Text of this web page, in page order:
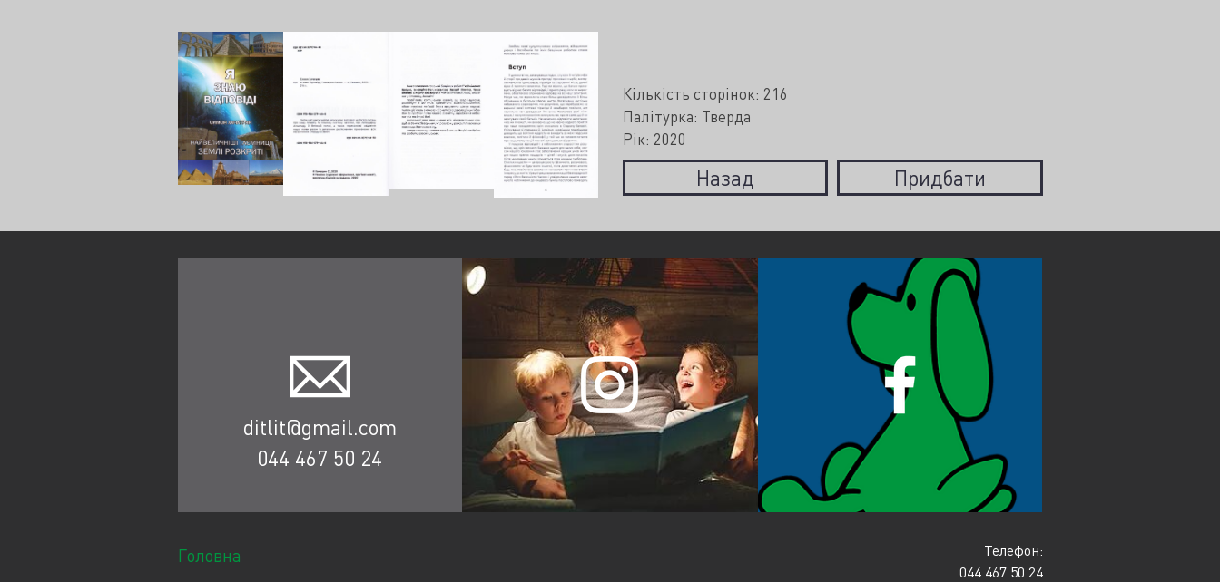
Кількість сторінок: 216
Палітурка: Тверда
Рік: 2020
Назад Придбати
ditlit@gmail.com
044 467 50 24
Головна
Телефон:
044 467 50 24